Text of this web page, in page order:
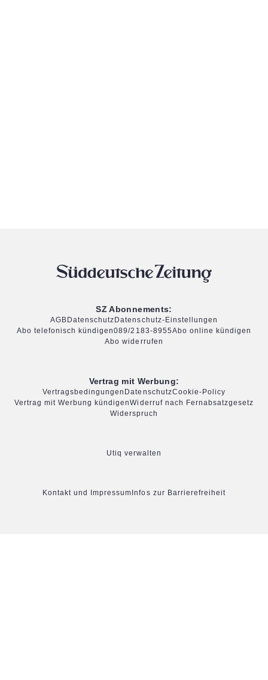
SZ Abonnements:
AGB Datenschutz Datenschutz-Einstellungen
Abo telefonisch kündigen089/2183-8955Abo online kündigen
Abo widerrufen
Vertrag mit Werbung:
Vertragsbedingungen DatenschutzCookie-Policy
Vertrag mit Werbung kündigenWiderruf nach Fernabsatzgesetz
Widerspruch
Utiq verwalten
Kontakt und Impressum Infos zur Barrierefreiheit